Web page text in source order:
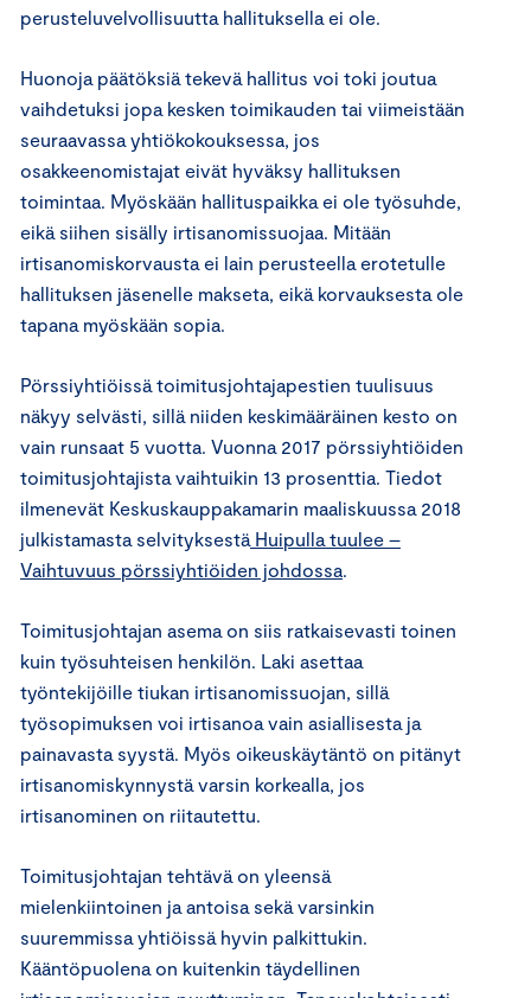
perusteluvelvollisuutta hallituksella ei ole.
Huonoja päätöksiä tekevä hallitus voi toki joutua
vaihdetuksi jopa kesken toimikauden tai viimeistään
seuraavassa yhtiökokouksessa, jos
osakkeenomistajat eivät hyväksy hallituksen
toimintaa. Myöskään hallituspaikka ei ole työsuhde,
eikä siihen sisälly irtisanomissuojaa. Mitään
irtisanomiskorvausta ei lain perusteella erotetulle
hallituksen jäsenelle makseta, eikä korvauksesta ole
tapana myöskään sopia.
Pörssiyhtiöissä toimitusjohtajapestien tuulisuus
näkyy selvästi, sillä niiden keskimääräinen kesto on
vain runsaat 5 vuotta. Vuonna 2017 pörssiyhtiöiden
toimitusjohtajista vaihtuikin 13 prosenttia. Tiedot
ilmenevät Keskuskauppakamarin maaliskuussa 2018
julkistamasta selvityksestä Huipulla tuulee –
Vaihtuvuus pörssiyhtiöiden johdossa.
Toimitusjohtajan asema on siis ratkaisevasti toinen
kuin työsuhteisen henkilön. Laki asettaa
työntekijöille tiukan irtisanomissuojan, sillä
työsopimuksen voi irtisanoa vain asiallisesta ja
painavasta syystä. Myös oikeuskäytäntö on pitänyt
irtisanomiskynnystä varsin korkealla, jos
irtisanominen on riitautettu.
Toimitusjohtajan tehtävä on yleensä
mielenkiintoinen ja antoisa sekä varsinkin
suuremmissa yhtiöissä hyvin palkittukin.
Kääntöpuolena on kuitenkin täydellinen